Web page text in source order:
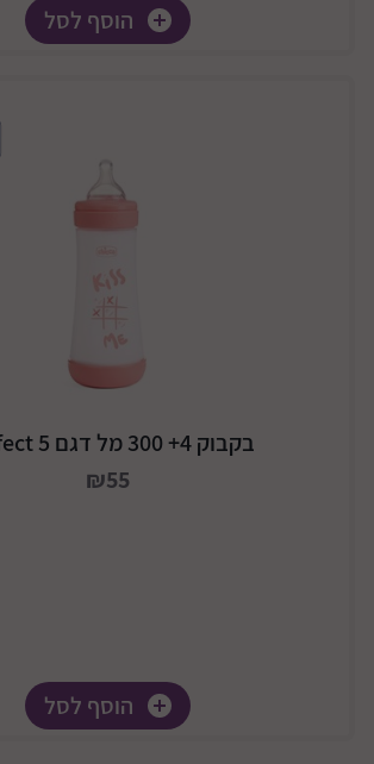
הוסף לסל
בקבוק 4+ 300 מל דגם Perfect 5
₪55
הוסף לסל